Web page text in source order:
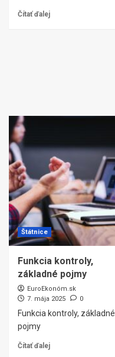
Čítať ďalej
Štátnice
Funkcia kontroly,
základné pojmy
EuroEkonóm.sk
7. mája 2025
0
Funkcia kontroly, základné
pojmy
Čítať ďalej